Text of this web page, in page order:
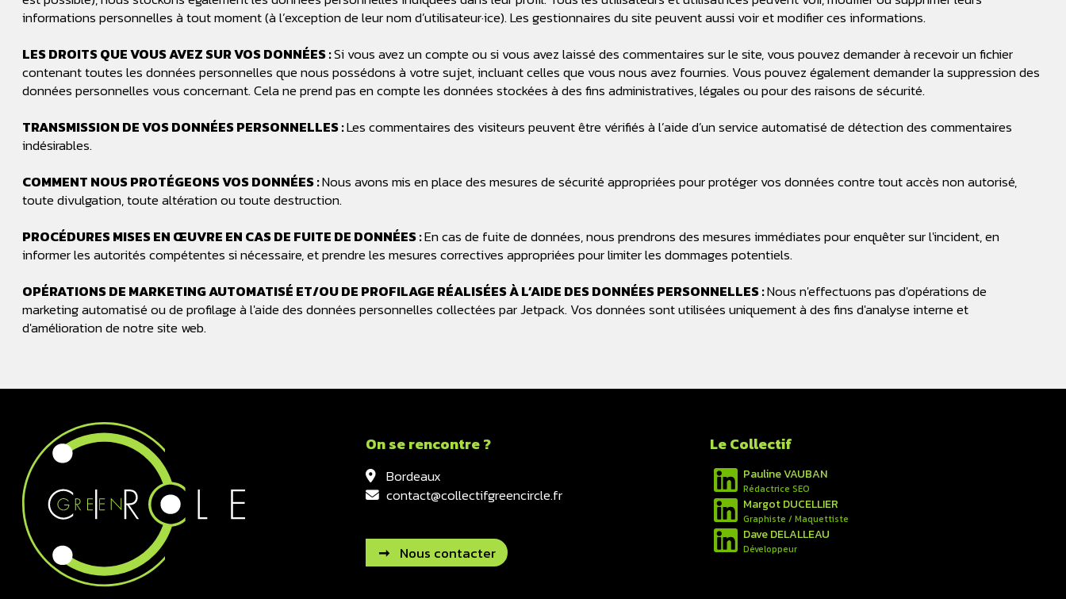
informations personnelles à tout moment (à l’exception de leur nom d’utilisateur·ice). Les gestionnaires du site peuvent aussi voir et modifier ces informations.
LES DROITS QUE VOUS AVEZ SUR VOS DONNÉES :Si vous avez un compte ou si vous avez laissé des commentaires sur le site, vous pouvez demander à recevoir un fichier
contenant toutes les données personnelles que nous possédons à votre sujet, incluant celles que vous nous avez fournies. Vous pouvez également demander la suppression des
données personnelles vous concernant. Cela ne prend pas en compte les données stockées à des fins administratives, légales ou pour des raisons de sécurité.
TRANSMISSION DE VOS DONNÉES PERSONNELLES :Les commentaires des visiteurs peuvent être vérifiés à l’aide d’un service automatisé de détection des commentaires
indésirables.
COMMENT NOUS PROTÉGEONS VOS DONNÉES :Nous avons mis en place des mesures de sécurité appropriées pour protéger vos données contre tout accès non autorisé,
toute divulgation, toute altération ou toute destruction.
PROCÉDURES MISES EN ŒUVRE EN CAS DE FUITE DE DONNÉES :En cas de fuite de données, nous prendrons des mesures immédiates pour enquêter sur l'incident, en
informer les autorités compétentes si nécessaire, et prendre les mesures correctives appropriées pour limiter les dommages potentiels.
OPÉRATIONS DE MARKETING AUTOMATISÉ ET/OU DE PROFILAGE RÉALISÉES À L’AIDE DES DONNÉES PERSONNELLES :Nous n'effectuons pas d'opérations de
marketing automatisé ou de profilage à l'aide des données personnelles collectées par Jetpack. Vos données sont utilisées uniquement à des fins d'analyse interne et
d'amélioration de notre site web.
On se rencontre ?
Bordeaux
contact@collectifgreencircle.fr
Nous contacter
Le Collectif
Pauline VAUBAN
Rédactrice SEO
Margot DUCELLIER
Graphiste / Maquettiste
Dave DELALLEAU
Développeur